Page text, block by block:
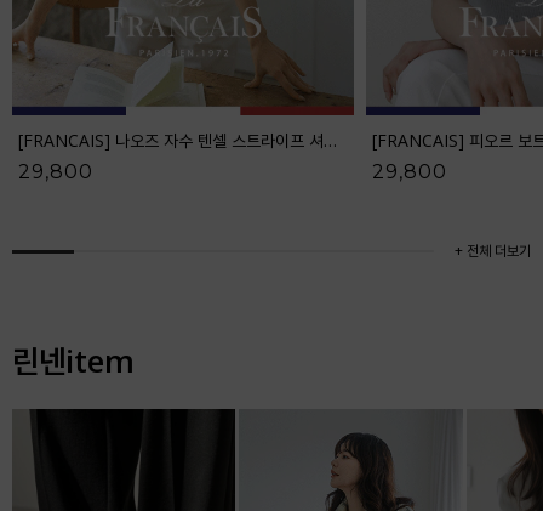
[FRANCAIS] 나오즈 자수 텐셀 스트라이프 셔츠_F6S278SH
29,800
29,800
+ 전체 더보기
린넨item